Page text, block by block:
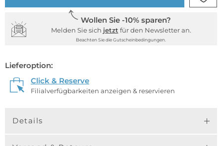
Wollen Sie -10% sparen?
Melden Sie sich jetzt für den Newsletter an.
Beachten Sie die Gutscheinbedingungen.
Lieferoption:
Click & Reserve
Filialverfügbarkeiten anzeigen & reservieren
Details